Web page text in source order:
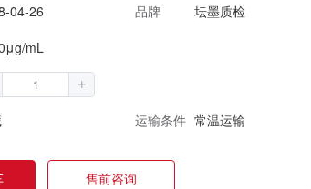
04-26 品牌
坛墨质检
mL
运输条件 常温运输
售前咨询